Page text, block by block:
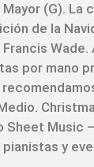
(G). La
de la
por mano
Sheet Music
y